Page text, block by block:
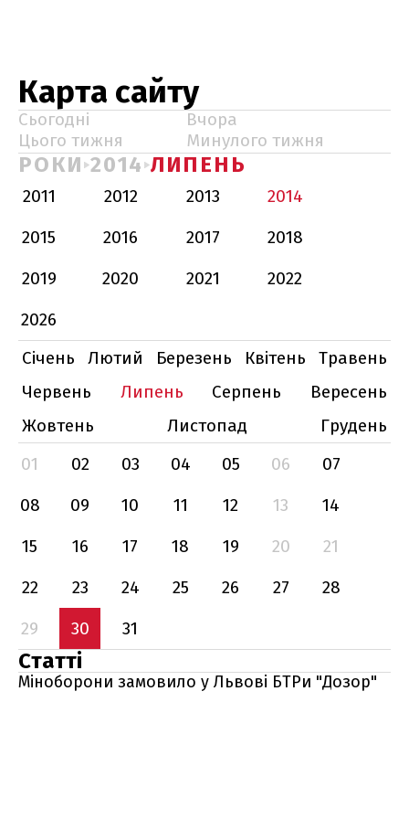
Карта сайту
Сьогодні
Вчора
Цього тижня
Минулого тижня
РОКИ 2014 ЛИПЕНЬ
2011 2012 2013
2014
2015
2016 2017
2018
2019
2020 2021
2022
2026
Січень
Лютий Березень Квітень
Травень
Червень
Липень Серпень
Вересень
Жовтень
Листопад
Грудень
01
02 03 04 05 06
07
08
09 10 11 12 13
14
15
16 17 18 19 20
21
22
23 24 25 26 27
28
29
30 31
Статті
Міноборони замовило у Львові БТРи "Дозор"